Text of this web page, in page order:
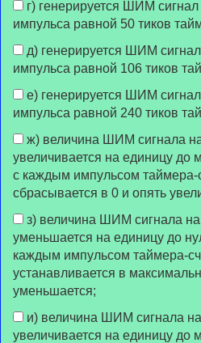
импульса равной 50 тиков
импульса равной 106 тиков
импульса равной 240 тиков
увеличивается на единицу до
с каждым импульсом таймера-
сбрасывается в 0 и опять
уменьшается на единицу до
каждым импульсом таймера-
устанавливается в
уменьшается;
увеличивается на единицу до